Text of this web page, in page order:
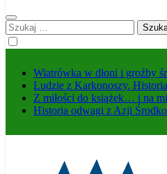
Szukaj:
Wiatrówka w dłoni i groźby
Ludzie z Karkonoszy.
Z miłości do książek… i na
Historia odwagi z Azji